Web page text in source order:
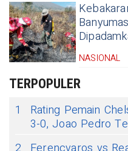
NASIONAL
TERPOPULER
1
Rating Pemain
3-0, Joao Pedro